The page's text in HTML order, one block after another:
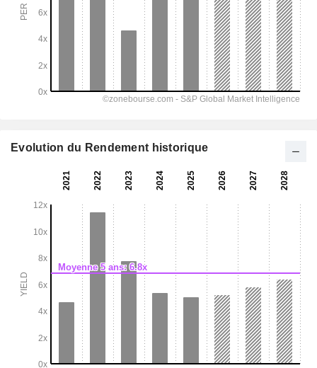
Evolution du Rendement historique